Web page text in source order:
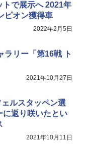
トで展示へ 2021年
ピオン獲得車
2022年2月5日
ラリー「第16戦 ト
2021年10月27日
ルスタッペン選
に返り咲いたとい
2021年10月11日